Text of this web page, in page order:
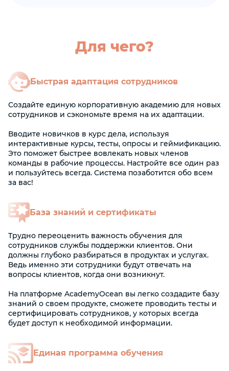
Для чего?
Быстрая адаптация сотрудников
Создайте единую корпоративную академию для новых
сотрудников и сэкономьте время на их адаптации.
Вводите новичков в курс дела, используя
интерактивные курсы, тесты, опросы и геймификацию.
Это поможет быстрее вовлекать новых членов
команды в рабочие процессы. Настройте все один раз
и пользуйтесь всегда. Система позаботится обо всем
за вас!
База знаний и сертификаты
Трудно переоценить важность обучения для
сотрудников службы поддержки клиентов. Они
должны глубоко разбираться в продуктах и услугах.
Ведь именно эти сотрудники будут отвечать на
вопросы клиентов, когда они возникнут.
На платформе AcademyOcean вы легко создадите базу
знаний о своем продукте, сможете проводить тесты и
сертифицировать сотрудников, у которых всегда
будет доступ к необходимой информации.
Единая программа обучения